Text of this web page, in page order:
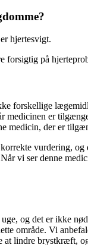
hjertesvigt.
forsigtig på
forskellige
medicinen er
medicin, der er
vurdering,
vi ser denne
og det er ikke
område. Vi
at lindre brystkræft,